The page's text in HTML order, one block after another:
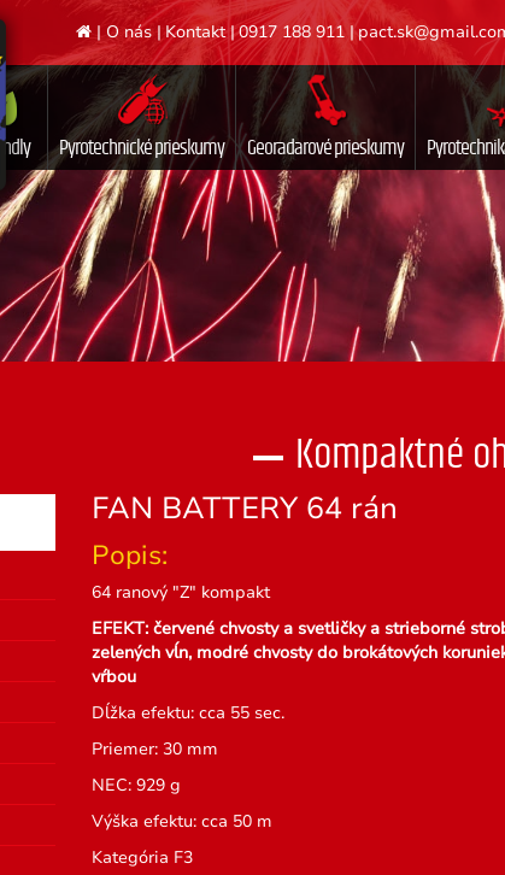
| O nás | Kontakt|0917 188 911|
Pyrotechnické prieskumy Georadarové prieskumy
Kompaktné
FAN BATTERY 64 rán
Popis:
64 ranový "Z" kompakt
EFEKT: červené chvosty a svetličky a strieborné
zelených vĺn, modré chvosty do brokátových
vŕbou
Dĺžka efektu: cca 55 sec.
Priemer: 30 mm
NEC: 929 g
Výška efektu: cca 50 m
Kategória F3